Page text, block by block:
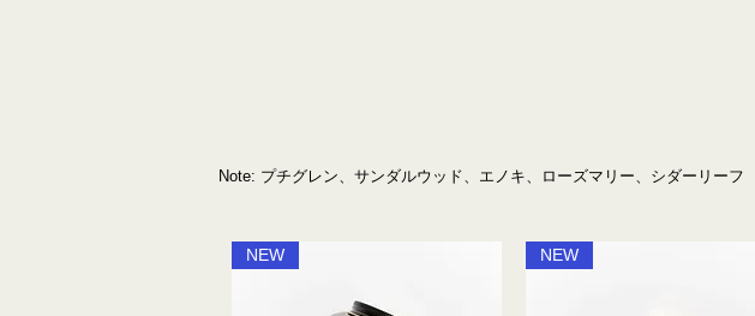
Note: プチグレン、サンダルウッド、エノキ、ローズマリー、シダーリーフ
NEW NEW